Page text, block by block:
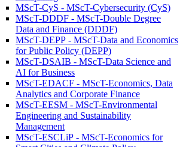
MScT-CyS - MScT-Cybersecurity (CyS)
MScT-DDDF - MScT-Double Degree
Data and Finance (DDDF)
MScT-DEPP - MScT-Data and Economics
for Public Policy (DEPP)
MScT-DSAIB - MScT-Data Science and
AI for Business
MScT-EDACF - MScT-Economics, Data
Analytics and Corporate Finance
MScT-EESM - MScT-Environmental
Engineering and Sustainability
Management
MScT-ESCLiP - MScT-Economics for